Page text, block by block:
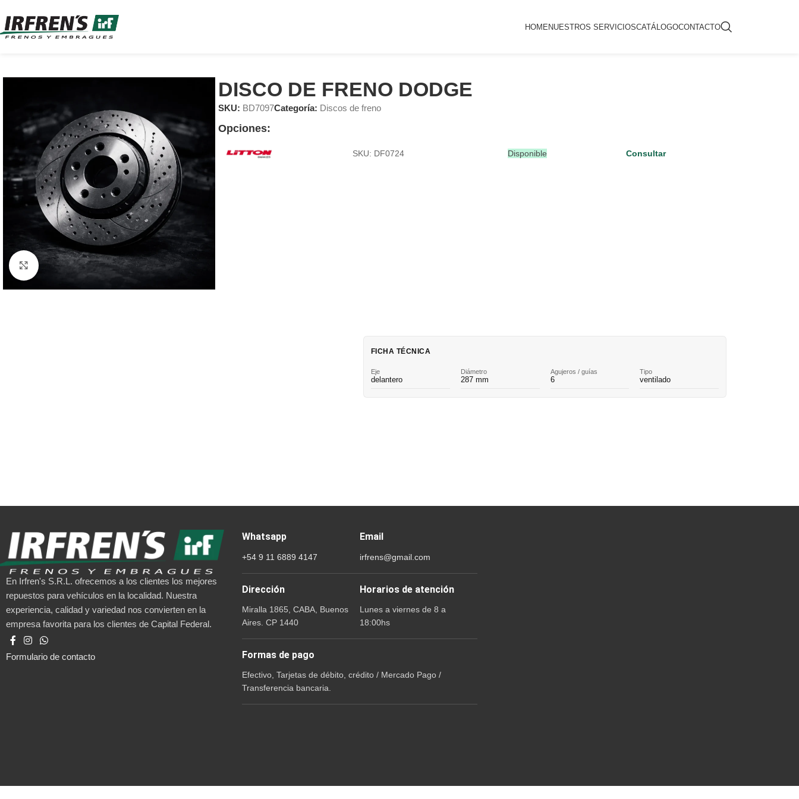
HOMENUESTROS SERVICIOSCATÁLOGOCONTACTO
Clic para ampliar
DISCO DE FRENO DODGE
SKU: BD7097Categoría: Discos de freno
Opciones:
SKU: DF0724 Disponible Consultar
FICHA TÉCNICA
Eje
delantero
Diámetro
287 mm
Agujeros / guías
6
Tipo
ventilado
En Irfren's S.R.L. ofrecemos a los clientes los mejores
repuestos para vehículos en la localidad. Nuestra
experiencia, calidad y variedad nos convierten en la
empresa favorita para los clientes de Capital Federal.
Formulario de contacto
Whatsapp
+54 9 11 6889 4147
Email
irfrens@gmail.com
Dirección
Miralla 1865, CABA, Buenos
Aires. CP 1440
Horarios de atención
Lunes a viernes de 8 a
18:00hs
Formas de pago
Efectivo, Tarjetas de débito, crédito / Mercado Pago /
Transferencia bancaria.